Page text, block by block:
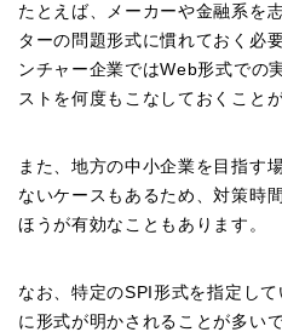
たとえば、メーカーや金融系を
ターの問題形式に慣れておく必
ンチャー企業ではWeb形式での
ストを何度もこなしておくこと
また、地方の中小企業を目指す
ないケースもあるため、対策時
ほうが有効なこともあります。
なお、特定のSPI形式を指定し
に形式が明かされることが多い